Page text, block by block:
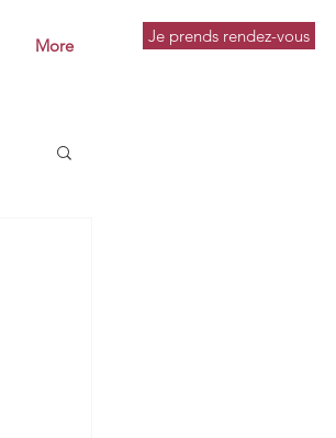
More Je prends rendez-vous